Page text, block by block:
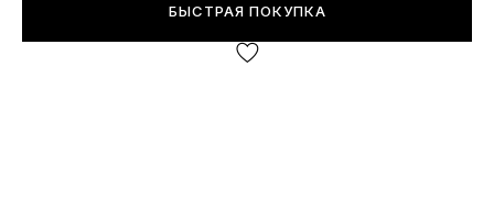
БЫСТРАЯ ПОКУПКА